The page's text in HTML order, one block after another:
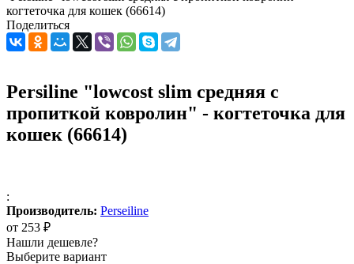
когтеточка для кошек (66614)
Поделиться
Persiline "lowcost slim средняя с
пропиткой ковролин" - когтеточка для
кошек (66614)
:
Производитель: Perseiline
от 253 ₽
Нашли дешевле?
Выберите вариант